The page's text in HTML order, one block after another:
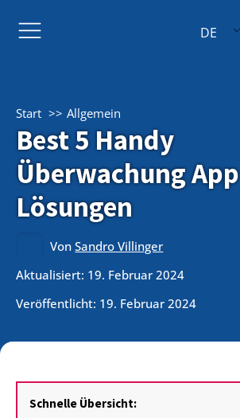
DE
Start Allgemein
Best 5 Handy
Überwachung App
Lösungen
VonSandro Villinger
Aktualisiert: 19. Februar 2024
Veröffentlicht: 19. Februar 2024
Schnelle Übersicht: